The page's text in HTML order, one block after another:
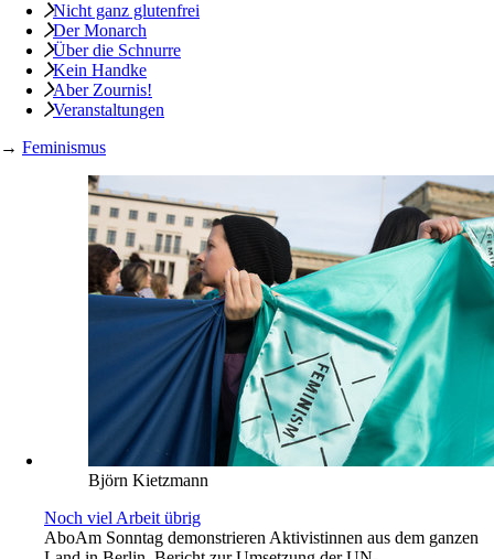
Nicht ganz glutenfrei
Der Monarch
Über die Schnurre
Kein Handke
Aber Zournis!
Veranstaltungen
→ Feminismus
Björn Kietzmann
Noch viel Arbeit übrig
AboAm Sonntag demonstrieren Aktivistinnen aus dem ganzen